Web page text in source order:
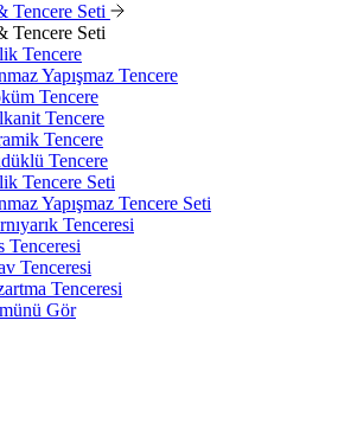
Tencere Seti
Tencere Seti
Tencere
Yapışmaz Tencere
Tencere
Tencere
Tencere
Tencere
Tencere Seti
Yapışmaz Tencere Seti
Tenceresi
Tenceresi
Tenceresi
Tenceresi
Gör